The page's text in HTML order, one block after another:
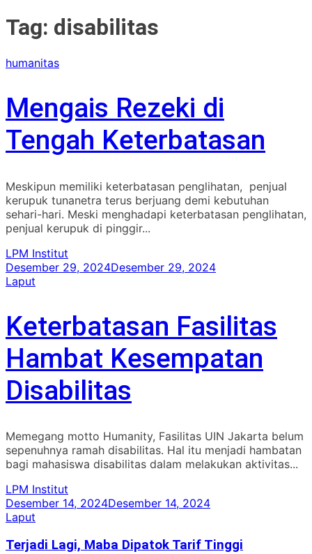
Tag: disabilitas
humanitas
Mengais Rezeki di
Tengah Keterbatasan
Meskipun memiliki keterbatasan penglihatan, penjual
kerupuk tunanetra terus berjuang demi kebutuhan
sehari-hari. Meski menghadapi keterbatasan penglihatan,
penjual kerupuk di pinggir...
LPM Institut
Desember 29, 2024Desember 29, 2024
Laput
Keterbatasan Fasilitas
Hambat Kesempatan
Disabilitas
Memegang motto Humanity, Fasilitas UIN Jakarta belum
sepenuhnya ramah disabilitas. Hal itu menjadi hambatan
bagi mahasiswa disabilitas dalam melakukan aktivitas...
LPM Institut
Desember 14, 2024Desember 14, 2024
Laput
Terjadi Lagi, Maba Dipatok Tarif Tinggi